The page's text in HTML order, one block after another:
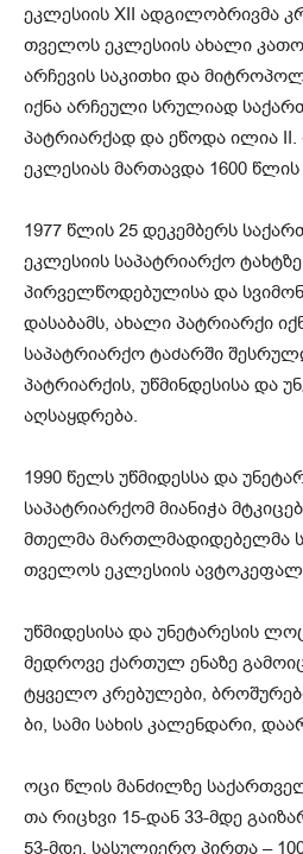
ეკ­ლე­სი­ის XII ად­გი­ლობ­რივ­მა
თვე­ლოს ეკ­ლე­სი­ის ახა­ლი
არ­ჩე­ვის სა­კი­თხი და
იქნა არ­ჩე­უ­ლი სრუ­ლი­ად
პატ­რი­არ­ქად და ეწო­და ილია
ეკ­ლე­სი­ას მარ­თავ­და 1600 წლის
1977 წლის 25 დე­კემ­ბერს
ეკ­ლე­სი­ის სა­პატ­რი­არ­ქო
პირ­ველ­წო­დე­ბუ­ლი­სა და
და­სა­ბამს, ახა­ლი პატ­რი­არ­ქი
სა­პატ­რი­არ­ქო ტა­ძარ­ში
პატ­რი­არ­ქის, უწ­მინ­დე­სი­სა და
აღ­საყ­დრე­ბა.
1990 წელს უწ­მი­დეს­სა და
სა­პატ­რი­არ­ქომ მი­ა­ნი­ჭა
მთელ­მა მარ­თლმა­დი­დე­ბელ­მა
თვე­ლოს ეკ­ლე­სი­ის
უწ­მი­დე­სი­სა და უნე­ტა­რე­სის
მედ­რო­ვე ქარ­თულ ენა­ზე
ტყვე­ლო კრე­ბუ­ლე­ბი,
ბი, სამი სა­ხის კა­ლენ­და­რი,
ოცი წლის მან­ძილ­ზე
თა რი­ცხვი 15-დან 33-მდე
53-მდე, სა­სუ­ლი­ე­რო პირ­თა –